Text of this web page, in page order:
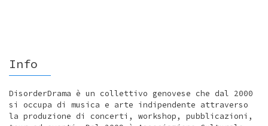
Info
DisorderDrama è un collettivo genovese che dal 2000
si occupa di musica e arte indipendente attraverso
la produzione di concerti, workshop, pubblicazioni,